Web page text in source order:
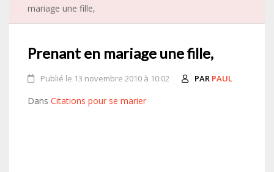
mariage une fille,
Prenant en mariage une fille,
Publié le 13 novembre 2010 à 10:02 PAR PAUL
Dans Citations pour se marier